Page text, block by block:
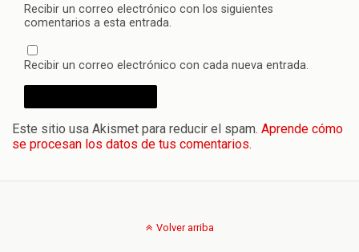
Recibir un correo electrónico con los siguientes
comentarios a esta entrada.
Recibir un correo electrónico con cada nueva entrada.
Este sitio usa Akismet para reducir el spam. Aprende cómo
se procesan los datos de tus comentarios.
Volver arriba